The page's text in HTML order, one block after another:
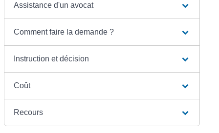
Assistance d'un avocat
Comment faire la demande ?
Instruction et décision
Coût
Recours